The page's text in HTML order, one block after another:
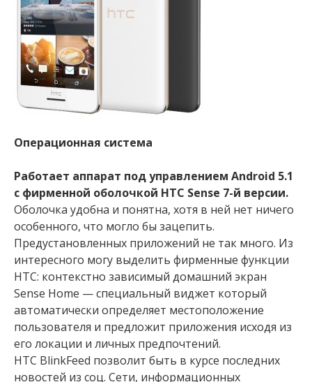
Операционная система
Работает аппарат под управлением Аndroid 5.1
с фирменной оболочкой HTC Sense 7-й версии.
Оболочка удобна и понятна, хотя в ней нет ничего
особенного, что могло бы зацепить.
Предустановленных приложений не так много. Из
интересного могу выделить фирменные функции
HTC: контекстно зависимый домашний экран
Sense Home — специальный виджет который
автоматически определяет местоположение
пользователя и предложит приложения исходя из
его локации и личных предпочтений.
HTC BlinkFeed позволит быть в курсе последних
новостей из соц. Сети, информационных